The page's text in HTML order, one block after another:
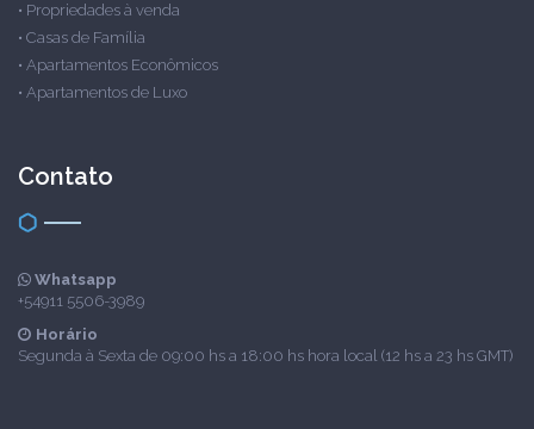
• Propriedades à venda
• Casas de Família
• Apartamentos Econômicos
• Apartamentos de Luxo
Contato
Whatsapp
+54911 5506-3989
Horário
Segunda à Sexta de 09:00 hs a 18:00 hs hora local (12 hs a 23 hs GMT)